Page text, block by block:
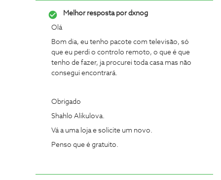
Melhor resposta pordxnog
Olá
Bom dia, eu tenho pacote com televisão, só
que eu perdi o controlo remoto, o que é que
tenho de fazer, ja procurei toda casa mas não
consegui encontrará.
Obrigado
Shahlo Alikulova.
Vá a uma loja e solicite um novo.
Penso que é gratuito.